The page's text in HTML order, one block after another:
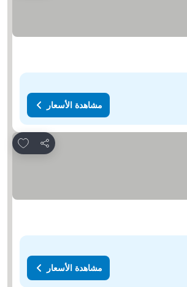
مشاهدة الأسعار
مشاركة
to favorites
مشاهدة الأسعار